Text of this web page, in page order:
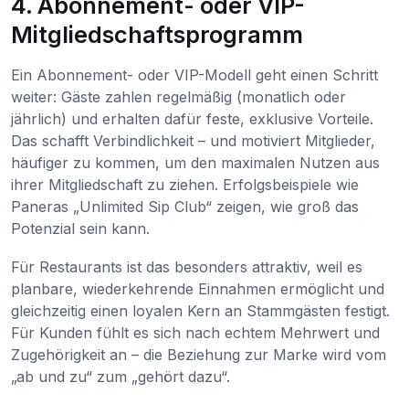
Mitgliedschaftsprogramm
Ein Abonnement- oder VIP-Modell geht einen Schritt
weiter: Gäste zahlen regelmäßig (monatlich oder
jährlich) und erhalten dafür feste, exklusive Vorteile.
Das schafft Verbindlichkeit – und motiviert Mitglieder,
häufiger zu kommen, um den maximalen Nutzen aus
ihrer Mitgliedschaft zu ziehen. Erfolgsbeispiele wie
Paneras „Unlimited Sip Club“ zeigen, wie groß das
Potenzial sein kann.
Für Restaurants ist das besonders attraktiv, weil es
planbare, wiederkehrende Einnahmen ermöglicht und
gleichzeitig einen loyalen Kern an Stammgästen festigt.
Für Kunden fühlt es sich nach echtem Mehrwert und
Zugehörigkeit an – die Beziehung zur Marke wird vom
„ab und zu“ zum „gehört dazu“.